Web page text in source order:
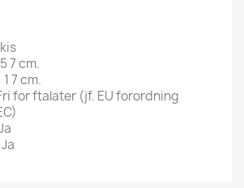
7 cm.
7 cm.
for ftalater (jf. EU forordning